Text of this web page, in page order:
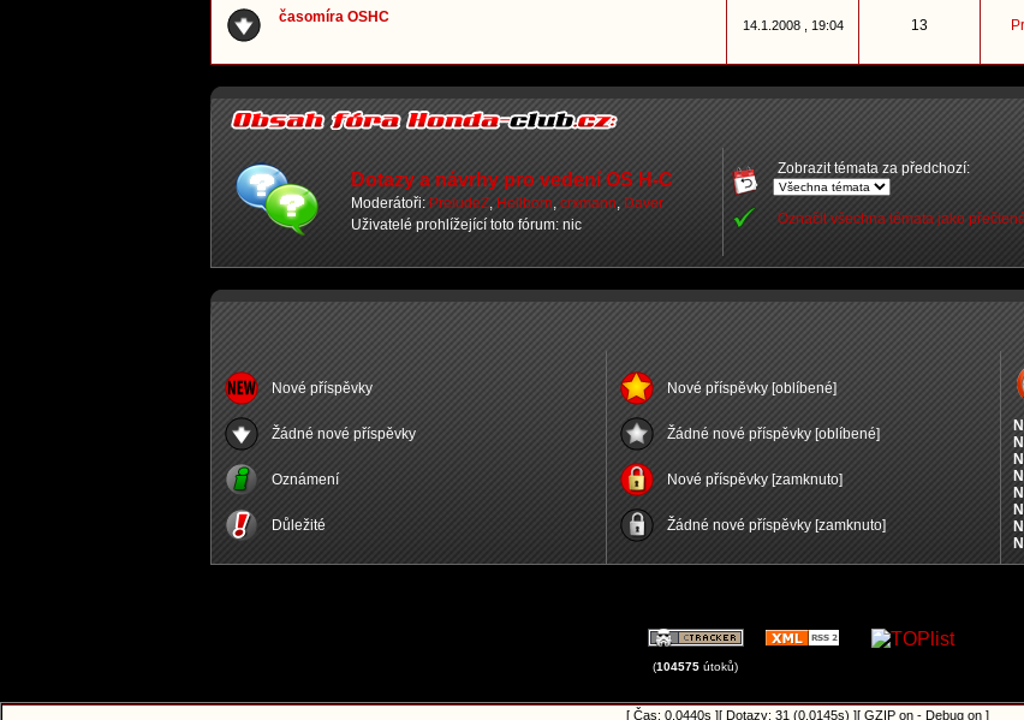
časomíra OSHC 14.1.2008 , 19:04 13
Dotazy a návrhy pro vedení OS H-C
Moderátoři: PreludeZ, Hellborn, crxmann, Daver
Uživatelé prohlížející toto fórum: nic
Zobrazit témata za předchozí:
Označit všechna témata jako
Nové příspěvky
Žádné nové příspěvky
Oznámení
Důležité
Nové příspěvky [oblíbené]
Žádné nové příspěvky [oblíbené]
Nové příspěvky [zamknuto]
Žádné nové příspěvky [zamknuto]
(104575 útoků)
[ Čas: 0.0440s ][ Dotazy: 31 (0.0145s) ][ GZIP on - Debug on ]